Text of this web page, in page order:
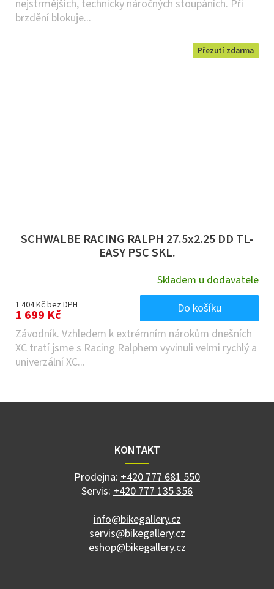
nejstrmějších, technicky náročných stoupáních. Při
brzdění blokuje...
Přezutí zdarma
SCHWALBE RACING RALPH 27.5x2.25 DD TL-
EASY PSC SKL.
Skladem u dodavatele
1 404 Kč bez DPH
1 699 Kč
Do košíku
Závodník. Vzhledem k extrémním nárokům dnešních
XC tratí jsme s Racing Ralphem vyvinuli velmi rychlý a
univerzální XC...
KONTAKT
Prodejna: +420 777 681 550
Servis: +420 777 135 356
info@bikegallery.cz
servis@bikegallery.cz
eshop@bikegallery.cz